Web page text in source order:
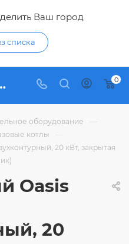
Ваш город
списка
38 565 ₽ в интернет-магазине Гидропромтехника с доставкой в Курске 0
оборудование —
котлы —
20 кВт, закрытая
Oasis
20